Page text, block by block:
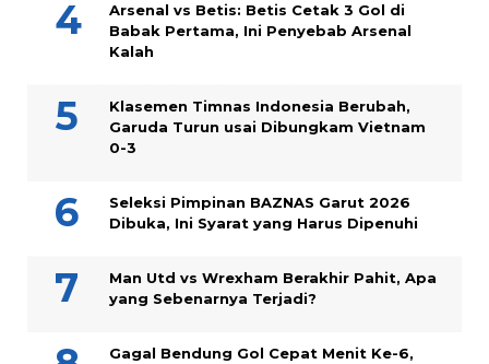
Arsenal vs Betis: Betis Cetak 3 Gol di
Babak Pertama, Ini Penyebab Arsenal
Kalah
Klasemen Timnas Indonesia Berubah,
Garuda Turun usai Dibungkam Vietnam
0-3
Seleksi Pimpinan BAZNAS Garut 2026
Dibuka, Ini Syarat yang Harus Dipenuhi
Man Utd vs Wrexham Berakhir Pahit, Apa
yang Sebenarnya Terjadi?
Gagal Bendung Gol Cepat Menit Ke-6,